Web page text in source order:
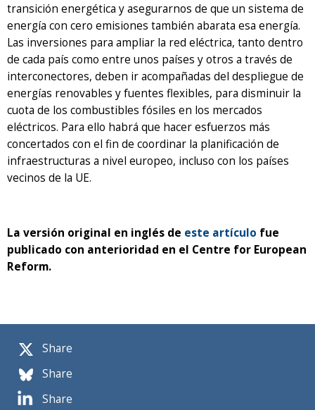
Share
Share
Share
transición energética y asegurarnos de que un sistema de
energía con cero emisiones también abarata esa energía.
Las inversiones para ampliar la red eléctrica, tanto dentro
de cada país como entre unos países y otros a través de
interconectores, deben ir acompañadas del despliegue de
energías renovables y fuentes flexibles, para disminuir la
cuota de los combustibles fósiles en los mercados
eléctricos. Para ello habrá que hacer esfuerzos más
concertados con el fin de coordinar la planificación de
infraestructuras a nivel europeo, incluso con los países
vecinos de la UE.
La versión original en inglés de este artículo fue
publicado con anterioridad en el Centre for European
Reform.